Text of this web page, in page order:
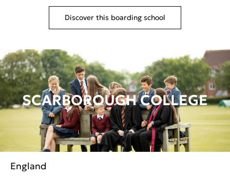
Discover this boarding school
SCARBOROUGH COLLEGE
England